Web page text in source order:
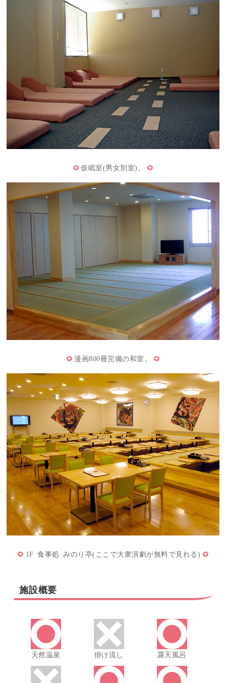
仮眠室(男女別室)。
漫画800冊完備の和室。
1F 食事処 みのり亭(ここで大衆演劇が無料で見れる)
施設概要
天然温泉 掛け流し 露天風呂